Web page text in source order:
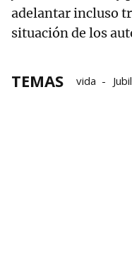
adelantar incluso
situación de los
TEMAS vida